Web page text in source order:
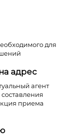
для
адрес
агент
приема